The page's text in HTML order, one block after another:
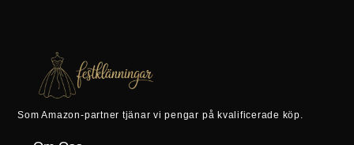
Som Amazon-partner tjänar vi pengar på kvalificerade köp.